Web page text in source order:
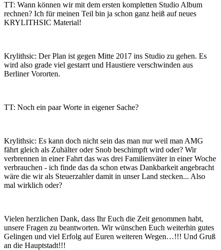
TT: Wann können wir mit dem ersten kompletten Studio Album
rechnen? Ich für meinen Teil bin ja schon ganz heiß auf neues
KRYLITHSIC Material!
Krylithsic: Der Plan ist gegen Mitte 2017 ins Studio zu gehen. Es
wird also grade viel gestarrt und Haustiere verschwinden aus
Berliner Vororten.
TT: Noch ein paar Worte in eigener Sache?
Krylithsic: Es kann doch nicht sein das man nur weil man AMG
fährt gleich als Zuhälter oder Snob beschimpft wird oder? Wir
verbrennen in einer Fahrt das was drei Familienväter in einer Woche
verbrauchen - ich finde das da schon etwas Dankbarkeit angebracht
wäre die wir als Steuerzahler damit in unser Land stecken... Also
mal wirklich oder?
Vielen herzlichen Dank, dass Ihr Euch die Zeit genommen habt,
unsere Fragen zu beantworten. Wir wünschen Euch weiterhin gutes
Gelingen und viel Erfolg auf Euren weiteren Wegen…!!! Und Gruß
an die Hauptstadt!!!